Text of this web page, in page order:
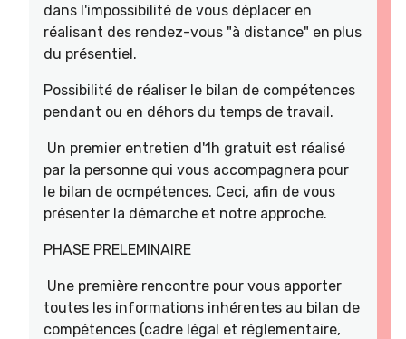
dans l'impossibilité de vous déplacer en
réalisant des rendez-vous "à distance" en plus
du présentiel.
Possibilité de réaliser le bilan de compétences
pendant ou en déhors du temps de travail.
Un premier entretien d'1h gratuit est réalisé
par la personne qui vous accompagnera pour
le bilan de ocmpétences. Ceci, afin de vous
présenter la démarche et notre approche.
PHASE PRELEMINAIRE
Une première rencontre pour vous apporter
toutes les informations inhérentes au bilan de
compétences (cadre légal et réglementaire,